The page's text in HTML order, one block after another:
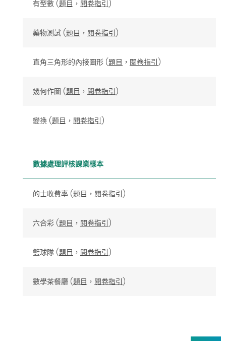
有型數 (題目 ， 閱卷指引)
藥物測試 (題目 ， 閱卷指引)
直角三角形的內接圖形 (題目 ， 閱卷指引)
幾何作圖 (題目 ， 閱卷指引)
變換 (題目 ， 閱卷指引)
數據處理評核課業樣本
的士收費率 (題目 ， 閱卷指引)
六合彩 (題目 ， 閱卷指引)
籃球隊 (題目 ， 閱卷指引)
數學茶餐廳 (題目 ， 閱卷指引)